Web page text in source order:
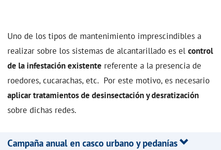
Uno de los tipos de mantenimiento imprescindibles a
realizar sobre los sistemas de alcantarillado es el control
de la infestación existente referente a la presencia de
roedores, cucarachas, etc. Por este motivo, es necesario
aplicar tratamientos de desinsectación y desratización
sobre dichas redes.
Campaña anual en casco urbano y pedanías